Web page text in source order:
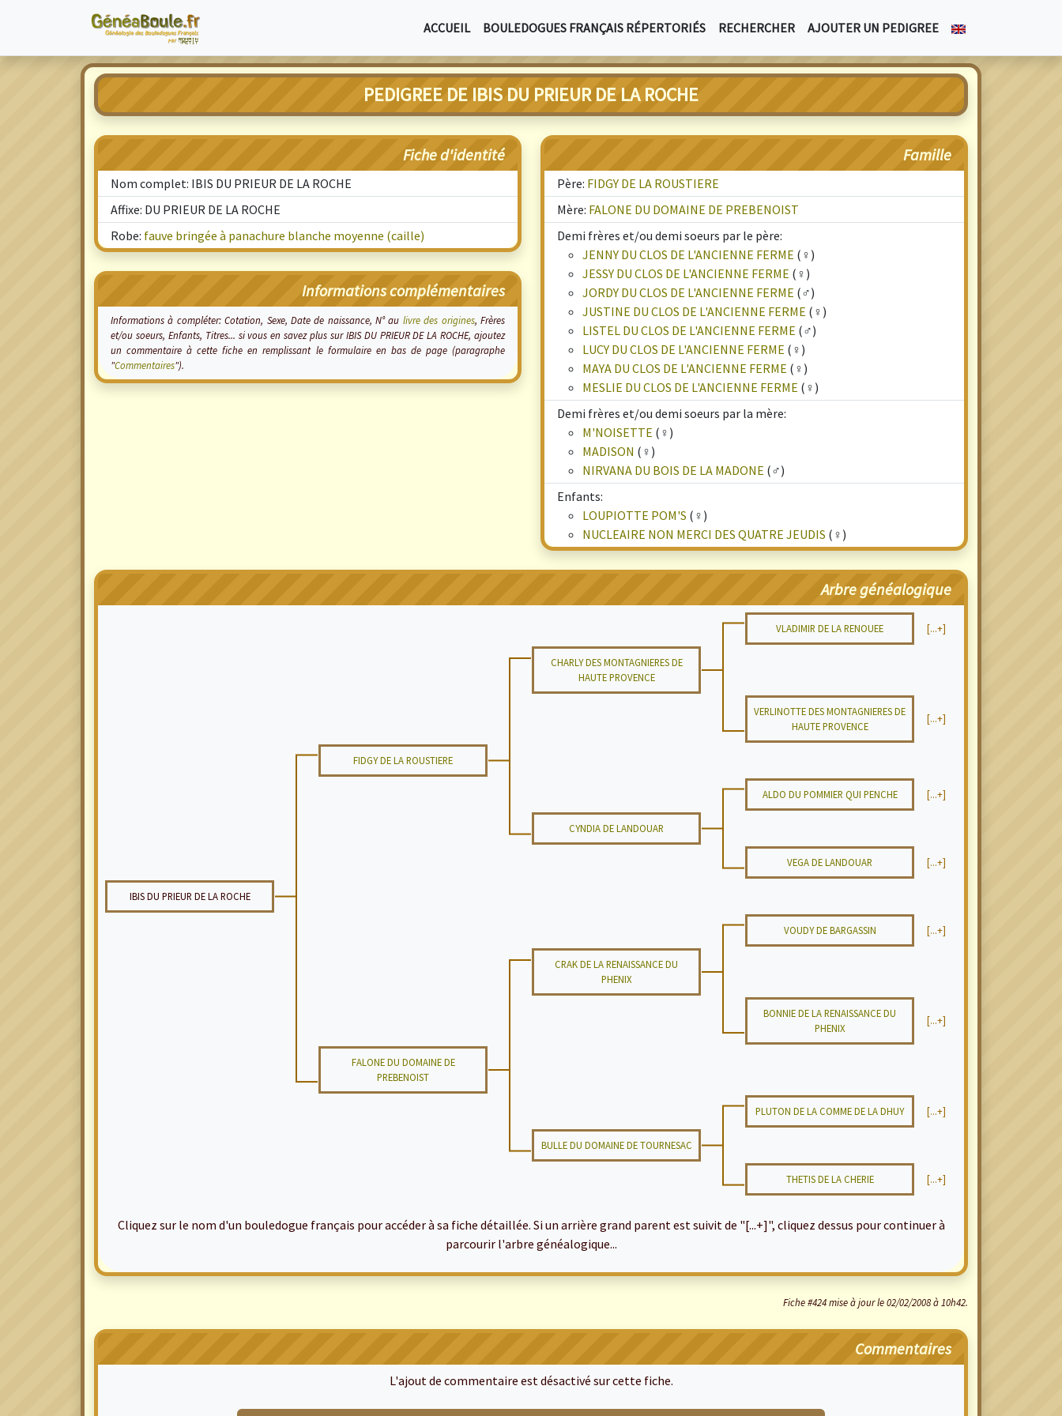
ACCUEIL BOULEDOGUES FRANÇAIS RÉPERTORIÉS RECHERCHER AJOUTER UN PEDIGREE
PEDIGREE DE IBIS DU PRIEUR DE LA ROCHE
Fiche d'identité
Nom complet: IBIS DU PRIEUR DE LA ROCHE
Affixe: DU PRIEUR DE LA ROCHE
Robe: fauve bringée à panachure blanche moyenne (caille)
Informations complémentaires
Informations à compléter: Cotation, Sexe, Date de naissance, N° au livre des origines, Frères
et/ou soeurs, Enfants, Titres... si vous en savez plus sur IBIS DU PRIEUR DE LA ROCHE, ajoutez
un commentaire à cette fiche en remplissant le formulaire en bas de page (paragraphe
"Commentaires").
Famille
Père: FIDGY DE LA ROUSTIERE
Mère: FALONE DU DOMAINE DE PREBENOIST
Demi frères et/ou demi soeurs par le père:
JENNY DU CLOS DE L'ANCIENNE FERME (♀)
JESSY DU CLOS DE L'ANCIENNE FERME (♀)
JORDY DU CLOS DE L'ANCIENNE FERME (♂)
JUSTINE DU CLOS DE L'ANCIENNE FERME (♀)
LISTEL DU CLOS DE L'ANCIENNE FERME (♂)
LUCY DU CLOS DE L'ANCIENNE FERME (♀)
MAYA DU CLOS DE L'ANCIENNE FERME (♀)
MESLIE DU CLOS DE L'ANCIENNE FERME (♀)
Demi frères et/ou demi soeurs par la mère:
M'NOISETTE (♀)
MADISON (♀)
NIRVANA DU BOIS DE LA MADONE (♂)
Enfants:
LOUPIOTTE POM'S (♀)
NUCLEAIRE NON MERCI DES QUATRE JEUDIS (♀)
Arbre généalogique
VLADIMIR DE LA RENOUEE [...+]
CHARLY DES MONTAGNIERES DE
HAUTE PROVENCE
VERLINOTTE DES MONTAGNIERES DE
HAUTE PROVENCE
[...+]
FIDGY DE LA ROUSTIERE
ALDO DU POMMIER QUI PENCHE [...+]
CYNDIA DE LANDOUAR
VEGA DE LANDOUAR [...+]
IBIS DU PRIEUR DE LA ROCHE
VOUDY DE BARGASSIN [...+]
CRAK DE LA RENAISSANCE DU
PHENIX
BONNIE DE LA RENAISSANCE DU
PHENIX
[...+]
FALONE DU DOMAINE DE
PREBENOIST
PLUTON DE LA COMME DE LA DHUY [...+]
BULLE DU DOMAINE DE TOURNESAC
THETIS DE LA CHERIE [...+]
Cliquez sur le nom d'un bouledogue français pour accéder à sa fiche détaillée. Si un arrière grand parent est suivit de "[...+]", cliquez dessus pour continuer à
parcourir l'arbre généalogique...
Fiche #424 mise à jour le 02/02/2008 à 10h42.
Commentaires
L'ajout de commentaire est désactivé sur cette fiche.